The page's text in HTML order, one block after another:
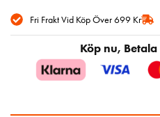
Fri Frakt Vid Köp Över 699 Kr
Köp nu,